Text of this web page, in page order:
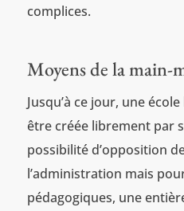
complices.
Moyens de la main-
Jusqu’à ce jour, une
être créée librement par
possibilité d’opposition
l’administration mais
pédagogiques, une